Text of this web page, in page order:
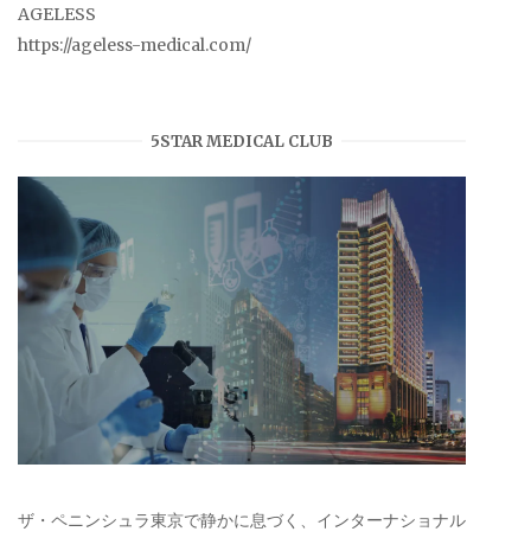
AGELESS
https://ageless-medical.com/
5STAR MEDICAL CLUB
ザ・ペニンシュラ東京で静かに息づく、インターナショナル